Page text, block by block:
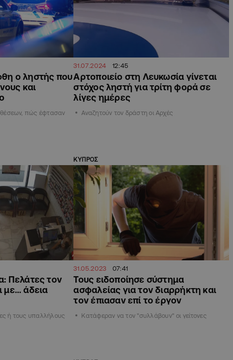
ο ληστής που
και
πώς έφτασαν
31.07.2024 12:45
Αρτοποιείο στη Λευκωσία γίνεται
στόχος ληστή για τρίτη φορά σε
λίγες ημέρες
Αναζητούν τον δράστη οι Αρχές
Πελάτες τον
με… άδεια
ή τους υπαλλήλους
ΚΥΠΡΟΣ
31.05.2023 07:41
Τους ειδοποίησε σύστημα
ασφαλείας για τον διαρρήκτη και
τον έπιασαν επί το έργον
Κατάφεραν να τον "συλλάβουν" οι γείτονες